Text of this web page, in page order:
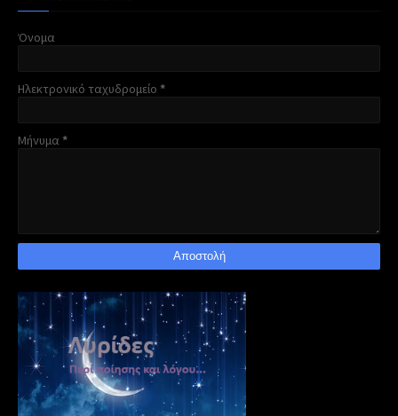
Όνομα
Ηλεκτρονικό ταχυδρομείο *
Μήνυμα *